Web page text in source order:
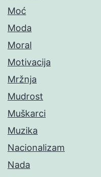
Moć
Moda
Moral
Motivacija
Mržnja
Mudrost
Muškarci
Muzika
Nacionalizam
Nada